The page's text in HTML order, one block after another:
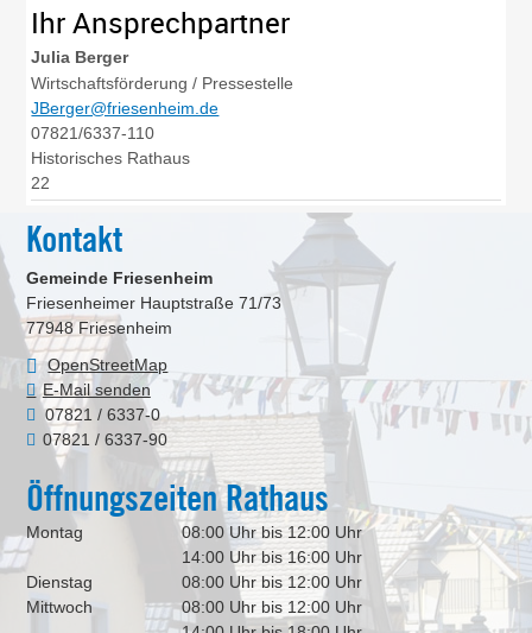
Ihr Ansprechpartner
Julia Berger
Wirtschaftsförderung / Pressestelle
JBerger@friesenheim.de
07821/6337-110
Historisches Rathaus
22
Kontakt
Gemeinde Friesenheim
Friesenheimer Hauptstraße 71/73
77948 Friesenheim
OpenStreetMap
E-Mail senden
07821 / 6337-0
07821 / 6337-90
Öffnungszeiten Rathaus
Montag
08:00 Uhr bis 12:00 Uhr
14:00 Uhr bis 16:00 Uhr
Dienstag
08:00 Uhr bis 12:00 Uhr
Mittwoch
08:00 Uhr bis 12:00 Uhr